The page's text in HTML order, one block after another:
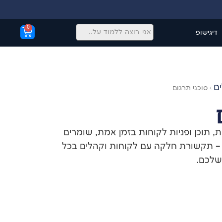
דיגישופ
0
› סוכני תרגום
תוכן ופניות לקוחות בזמן אמת, שומרים
תקשורת חלקה עם לקוחות וקהלים בכל